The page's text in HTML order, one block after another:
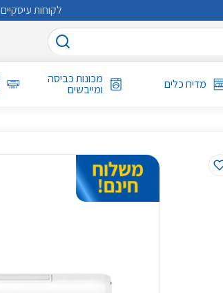
לקוחות עיסקיים
מדיח כלים מכונות כביסה
ומייבשים